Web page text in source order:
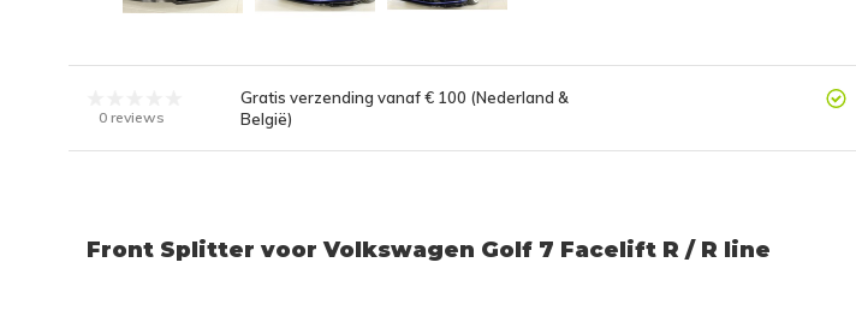
0 reviews
Gratis verzending vanaf € 100 (Nederland &
België)
Front Splitter voor Volkswagen Golf 7 Facelift R / R line